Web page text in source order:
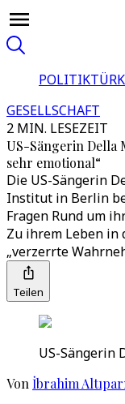
POLITIK
GESELLSCHAFT
2 MIN. LESEZEIT
US-Sängerin Della
sehr emotional“
Die US-Sängerin
Institut in Berlin
Fragen Rund um
Zu ihrem Leben in
„verzerrte
Teilen
US-Sängerin
Von İbrahim